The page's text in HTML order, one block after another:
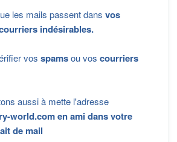
les mails passent dans vos
indésirables.
vos spamsou vos courriers
aussi à mette l'adresse
world.comen ami dans votre
de mail